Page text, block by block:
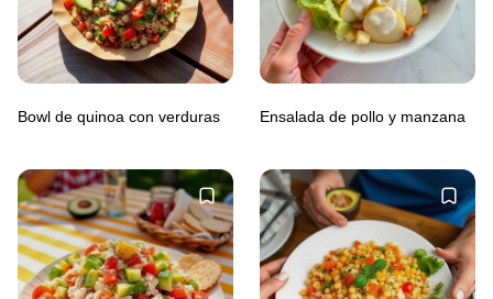
Bowl de quinoa con verduras Ensalada de pollo y manzana